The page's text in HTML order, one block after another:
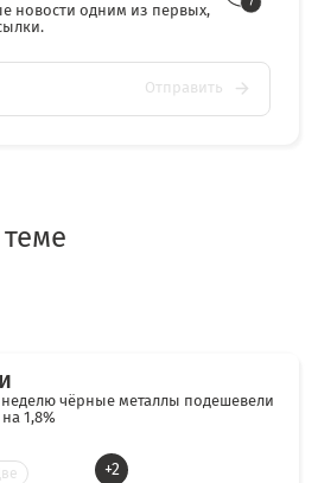
новости одним из первых,
Отправить
чёрные металлы подешевели
1,8%
+2